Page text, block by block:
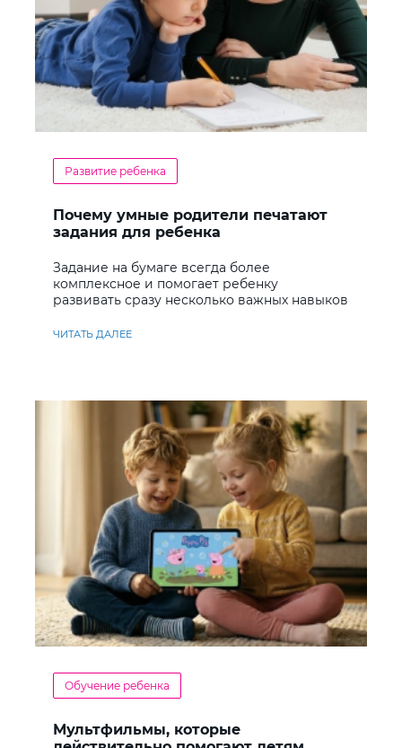
Развитие ребенка
Почему умные родители печатают
задания для ребенка
Задание на бумаге всегда более
комплексное и помогает ребенку
развивать сразу несколько важных навыков
ЧИТАТЬ ДАЛЕЕ
Обучение ребенка
Мультфильмы, которые